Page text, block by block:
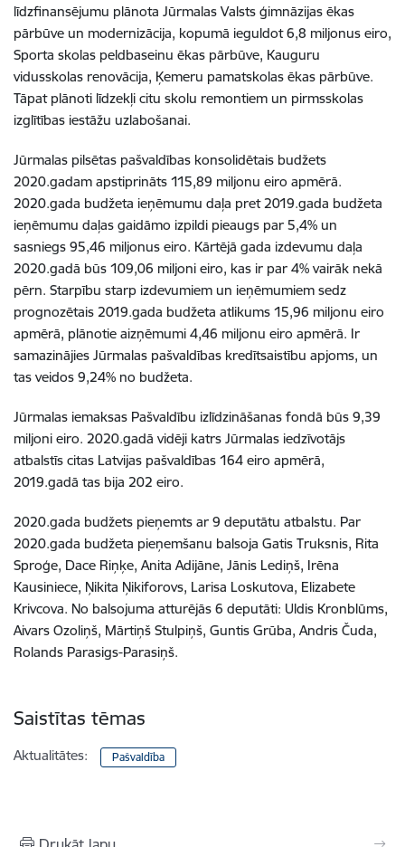
līdzfinansējumu plānota Jūrmalas Valsts ģimnāzijas ēkas
pārbūve un modernizācija, kopumā ieguldot 6,8 miljonus eiro,
Sporta skolas peldbaseinu ēkas pārbūve, Kauguru
vidusskolas renovācija, Ķemeru pamatskolas ēkas pārbūve.
Tāpat plānoti līdzekļi citu skolu remontiem un pirmsskolas
izglītības iestāžu uzlabošanai.
Jūrmalas pilsētas pašvaldības konsolidētais budžets
2020.gadam apstiprināts 115,89 miljonu eiro apmērā.
2020.gada budžeta ieņēmumu daļa pret 2019.gada budžeta
ieņēmumu daļas gaidāmo izpildi pieaugs par 5,4% un
sasniegs 95,46 miljonus eiro. Kārtējā gada izdevumu daļa
2020.gadā būs 109,06 miljoni eiro, kas ir par 4% vairāk nekā
pērn. Starpību starp izdevumiem un ieņēmumiem sedz
prognozētais 2019.gada budžeta atlikums 15,96 miljonu eiro
apmērā, plānotie aizņēmumi 4,46 miljonu eiro apmērā. Ir
samazinājies Jūrmalas pašvaldības kredītsaistību apjoms, un
tas veidos 9,24% no budžeta.
Jūrmalas iemaksas Pašvaldību izlīdzināšanas fondā būs 9,39
miljoni eiro. 2020.gadā vidēji katrs Jūrmalas iedzīvotājs
atbalstīs citas Latvijas pašvaldības 164 eiro apmērā,
2019.gadā tas bija 202 eiro.
2020.gada budžets pieņemts ar 9 deputātu atbalstu. Par
2020.gada budžeta pieņemšanu balsoja Gatis Truksnis, Rita
Sproģe, Dace Riņķe, Anita Adijāne, Jānis Lediņš, Irēna
Kausiniece, Ņikita Ņikiforovs, Larisa Loskutova, Elizabete
Krivcova. No balsojuma atturējās 6 deputāti: Uldis Kronblūms,
Aivars Ozoliņš, Mārtiņš Stulpiņš, Guntis Grūba, Andris Čuda,
Rolands Parasigs-Parasiņš.
Saistītas tēmas
Aktualitātes: Pašvaldība